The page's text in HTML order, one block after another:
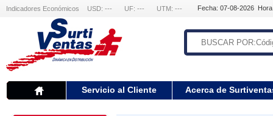
Indicadores Económicos USD: --- UF: --- UTM: --- Fecha: 07-08-2026
Servicio al Cliente Acerca de